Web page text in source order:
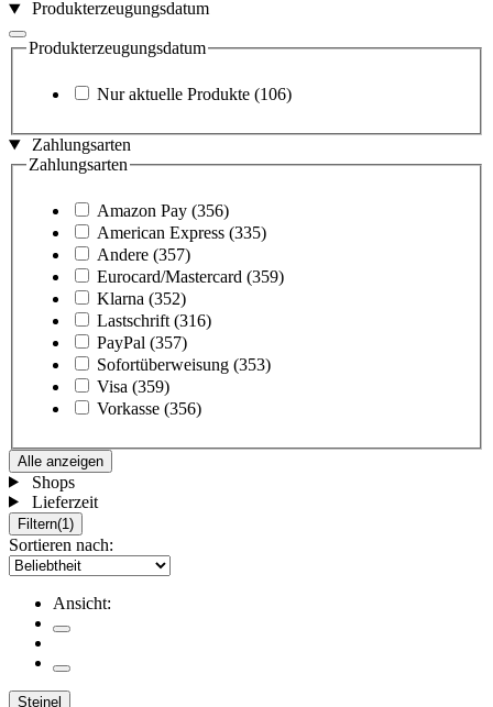
Produkterzeugungsdatum
Produkterzeugungsdatum
Nur aktuelle Produkte (106)
Zahlungsarten
Zahlungsarten
Amazon Pay (356)
American Express (335)
Andere (357)
Eurocard/Mastercard (359)
Klarna (352)
Lastschrift (316)
PayPal (357)
Sofortüberweisung (353)
Visa (359)
Vorkasse (356)
Alle anzeigen
Shops
Lieferzeit
Filtern(1)
Sortieren nach:
Ansicht:
Steinel